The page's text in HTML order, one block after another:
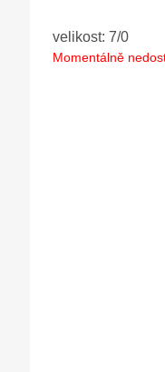
velikost: 7/0
Momentálně